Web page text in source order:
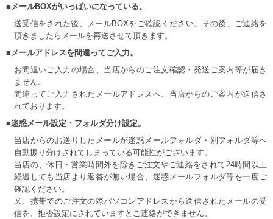
■メールBOXがいっぱいになっている。
送受信をされた後、メールBOXをご確認ください。その後、ご連絡を
頂きましたらメールを再送させて頂きます。
■メールアドレスを間違ってご入力。
お間違いご入力の場合、当店からのご注文確認・発送ご案内等が届き
ません。
間違ってご入力されたメールアドレスへ、当店からのご案内が送信さ
れております。
■迷惑メール設定・フォルダ分け設定。
当店からのお送りしたメールが迷惑メールフォルダ・別フォルダ等へ
自動振り分けされてしまっている可能性がございます。
当店の、休日・営業時間外を除きご注文やご連絡をされて24時間以上
経過しても当店より返答が無い場合、迷惑メールフォルダ等を一度ご
確認ください。
又、携帯でのご注文の際パソコンアドレスから送信されたメールの受
信を、拒否設定にされていますとご連絡ができません。